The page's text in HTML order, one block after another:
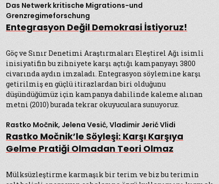
Das Netwerk kritische Migrations-und
Grenzregimeforschung
Entegrasyon Değil Demokrasi İstiyoruz!
Göç ve Sınır Denetimi Araştırmaları Eleştirel Ağı isimli
inisiyatifin bu zihniyete karşı açtığı kampanyayı 3800
civarında aydın imzaladı. Entegrasyon söylemine karşı
getirilmiş en güçlü itirazlardan biri olduğunu
düşündüğümüz için kampanya dahilinde kaleme alınan
metni (2010) burada tekrar okuyuculara sunuyoruz.
Rastko Močnik, Jelena Vesić, Vladimir Jerić Vlidi
Rastko Močnik’le Söyleşi: Karşı Karşıya
Gelme Pratiği Olmadan Teori Olmaz
Mülksüzleştirme karmaşık bir terim ve biz bu terimin